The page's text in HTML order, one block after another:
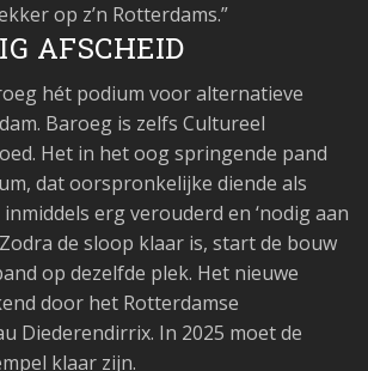
op z’n Rotterdams.”
AFSCHEID
hét podium voor alternatieve
Baroeg is zelfs Cultureel
Het in het oog springende pand
dat oorspronkelijke diende als
erg verouderd en ‘nodig aan
de sloop klaar is, start de bouw
op dezelfde plek. Het nieuwe
door het Rotterdamse
Diederendirrix. In 2025 moet de
klaar zijn.